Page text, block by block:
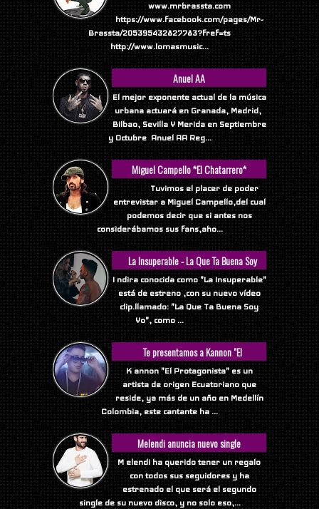
www.mrbrassta.com
https://www.facebook.com/pages/Mr-
Brassta/205395432827783?fref=ts
http://www.lomasmusic...
Anuel AA
El mejor exponente actual de la música
urbana actuará en Granada, Madrid,
Bilbao, Sevilla Y Merida en Septiembre
y Octubre Anuel AA Reg...
Miguel Campello *El Chatarrero*
Tuvimos el placer de poder
entrevistar a Miguel Campello,del cual
podemos decir que si antes nos
considerábamos sus fans,aho...
La Insuperable - La Que Ta Buena Soy
Yo
I ndira conocida como "La Insuperable"
está de estreno ,con su nuevo vídeo
clip.llamado: "La Que Ta Buena Soy
Yo", como ...
Te presentamos a Kannon "El
Protagonista"
K annon "El Protagonista" es un
artista de origen Ecuatoriano que
reside, ya más de un año en Medellín
Colombia, este cantante ha ...
Melendi anuncia nuevo single
M elendi ha querido tener un regalo
con todos sus seguidores y ha
estrenado el que será el segundo
single de su nuevo disco, y no solo eso,...